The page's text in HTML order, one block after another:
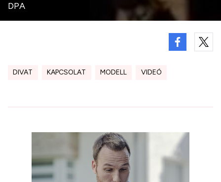
DPA
DIVAT KAPCSOLAT MODELL VIDEÓ